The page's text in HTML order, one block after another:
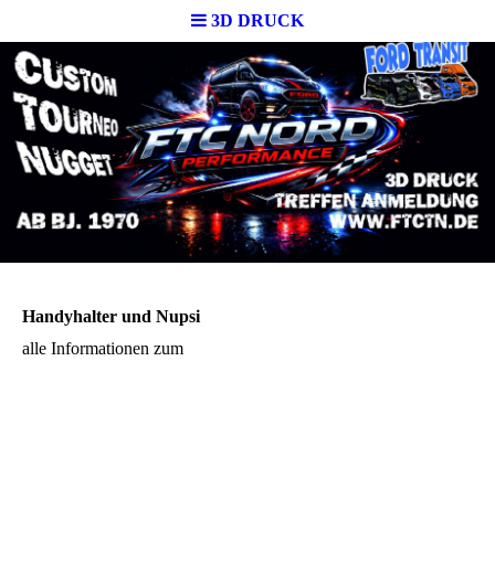
3D DRUCK
Handyhalter und Nupsi
alle Informationen zum